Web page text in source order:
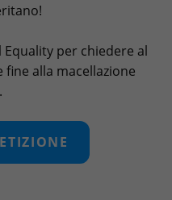
per chiedere al
alla macellazione